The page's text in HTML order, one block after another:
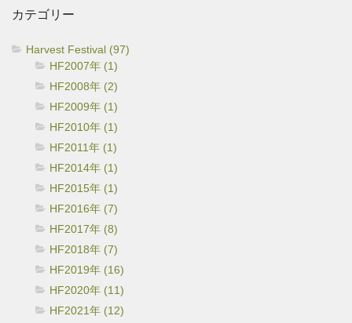
ブ
カテゴリー
Harvest Festival (97)
HF2007年 (1)
HF2008年 (2)
HF2009年 (1)
HF2010年 (1)
HF2011年 (1)
HF2014年 (1)
HF2015年 (1)
HF2016年 (7)
HF2017年 (8)
HF2018年 (7)
HF2019年 (16)
HF2020年 (11)
HF2021年 (12)